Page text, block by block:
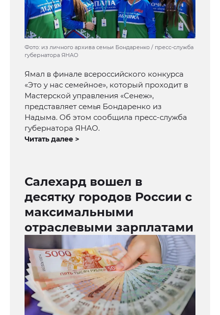
Фото: из личного архива семьи Бондаренко / пресс-служба
губернатора ЯНАО
Ямал в финале всероссийского конкурса
«Это у нас семейное», который проходит в
Мастерской управления «Сенеж»,
представляет семья Бондаренко из
Надыма. Об этом сообщила пресс-служба
губернатора ЯНАО.
Читать далее >
Салехард вошел в
десятку городов России с
максимальными
отраслевыми зарплатами